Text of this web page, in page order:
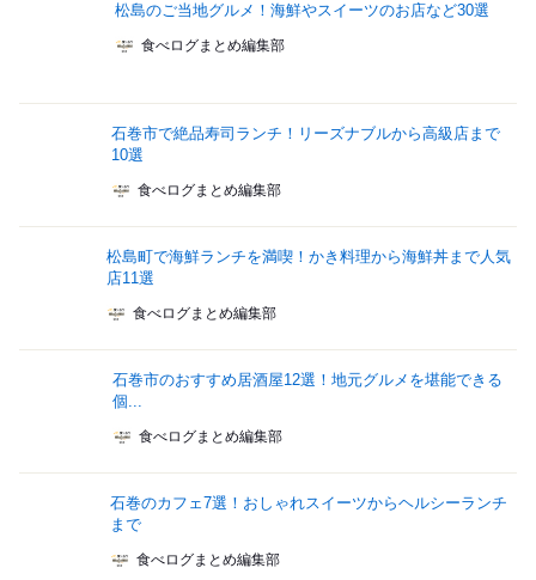
松島のご当地グルメ！海鮮やスイーツのお店など30選
食べログまとめ編集部
石巻市で絶品寿司ランチ！リーズナブルから高級店まで
10選
食べログまとめ編集部
松島町で海鮮ランチを満喫！かき料理から海鮮丼まで人気
店11選
食べログまとめ編集部
石巻市のおすすめ居酒屋12選！地元グルメを堪能できる
個...
食べログまとめ編集部
石巻のカフェ7選！おしゃれスイーツからヘルシーランチ
まで
食べログまとめ編集部